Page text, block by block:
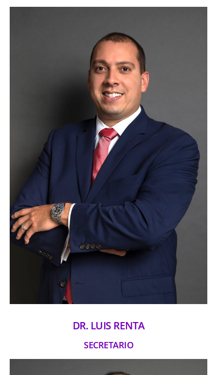
DR. LUIS RENTA
SECRETARIO